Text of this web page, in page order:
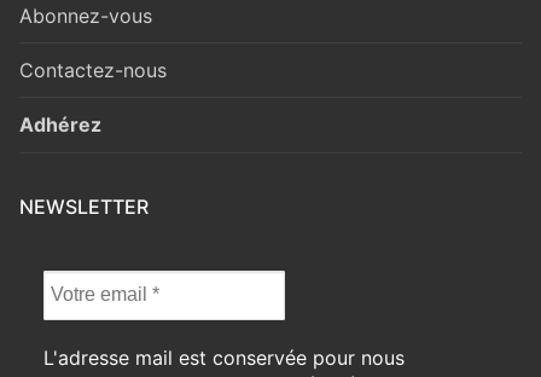
Abonnez-vous
Contactez-nous
Adhérez
NEWSLETTER
L'adresse mail est conservée pour nous